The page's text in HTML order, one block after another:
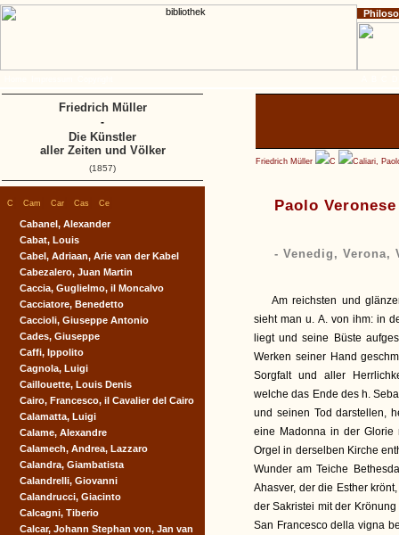
Friedrich Müller C Caliari,
Paolo Veronese
- Venedig, Verona,
Am reichsten und
sieht man u. A. von ihm: in
liegt und seine Büste
Werken seiner Hand
Sorgfalt und aller
welche das Ende des h.
und seinen Tod darstellen,
eine Madonna in der
Orgel in derselben Kirche
Wunder am Teiche
Ahasver, der die Esther
der Sakristei mit der
San Francesco della vigna
C Cam Car Cas Ce
Cabanel, Alexander
Cabat, Louis
Cabel, Adriaan, Arie van der Kabel
Cabezalero, Juan Martin
Caccia, Guglielmo, il Moncalvo
Cacciatore, Benedetto
Caccioli, Giuseppe Antonio
Cades, Giuseppe
Caffi, Ippolito
Cagnola, Luigi
Caillouette, Louis Denis
Cairo, Francesco, il Cavalier del Cairo
Calamatta, Luigi
Calame, Alexandre
Calamech, Andrea, Lazzaro
Calandra, Giambatista
Calandrelli, Giovanni
Calandrucci, Giacinto
Calcagni, Tiberio
Calcar, Johann Stephan von, Jan van
Friedrich Müller
-
Die Künstler
aller Zeiten und Völker
(1857)